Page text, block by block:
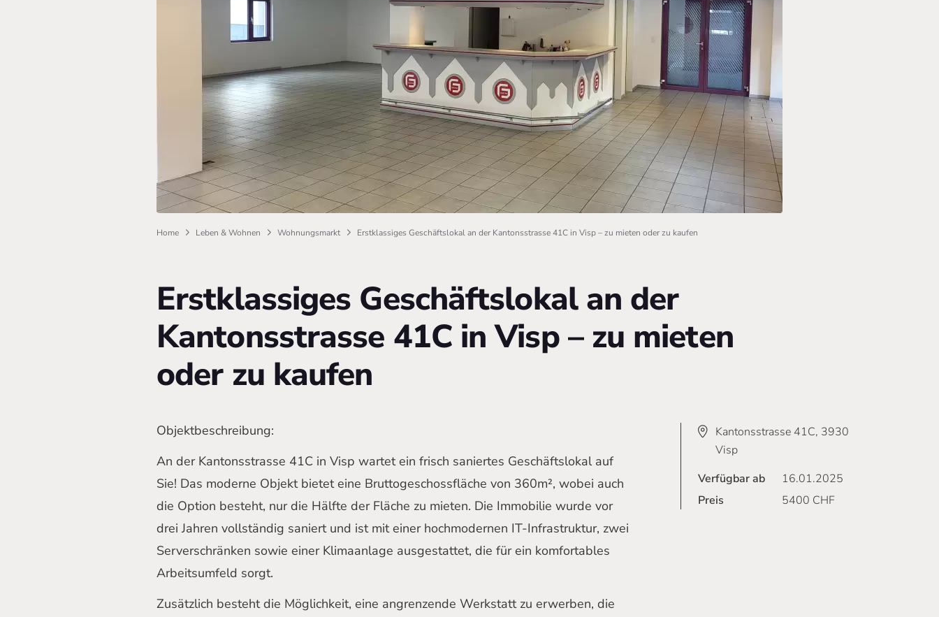
Home Leben & Wohnen Wohnungsmarkt Erstklassiges Geschäftslokal an der Kantonsstrasse 41C in Visp – zu mieten oder zu kaufen
Erstklassiges Geschäftslokal an der
Kantonsstrasse 41C in Visp – zu mieten
oder zu kaufen
Objektbeschreibung:
An der Kantonsstrasse 41C in Visp wartet ein frisch saniertes Geschäftslokal auf
Sie! Das moderne Objekt bietet eine Bruttogeschossfläche von 360m², wobei auch
die Option besteht, nur die Hälfte der Fläche zu mieten. Die Immobilie wurde vor
drei Jahren vollständig saniert und ist mit einer hochmodernen IT-Infrastruktur, zwei
Serverschränken sowie einer Klimaanlage ausgestattet, die für ein komfortables
Arbeitsumfeld sorgt.
Zusätzlich besteht die Möglichkeit, eine angrenzende Werkstatt zu erwerben, die
Kantonsstrasse 41C, 3930
Visp
Verfügbar ab
16.01.2025
Preis
5400 CHF